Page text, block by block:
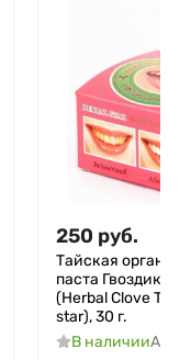
250 руб.
Тайская
паста Гвоздика
(Herbal Clove
star), 30 г.
В наличии